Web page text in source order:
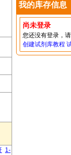
1-
我的库存信息
尚未登录
您还没有登录，
创建试剂库教程